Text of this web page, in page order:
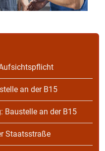
an der B15
Baustelle an der B15
Staatsstraße